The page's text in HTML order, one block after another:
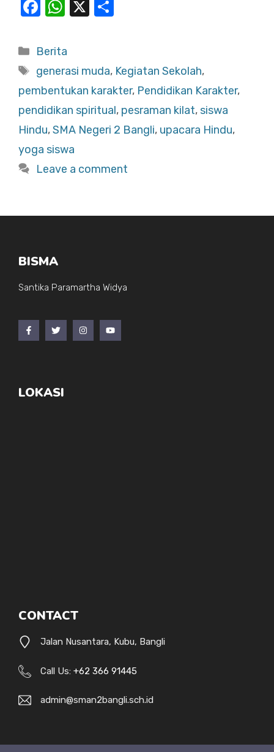
F
c
e
b
o
o
k
W
at
s
A
p
p
X
e
Categories
Berita
Tags
generasi muda, Kegiatan Sekolah,
pembentukan karakter, Pendidikan Karakter,
pendidikan spiritual, pesraman kilat,siswa
Hindu,SMA Negeri 2 Bangli, upacara Hindu,
yoga siswa
Leave a comment
BISMA
Santika Paramartha Widya
LOKASI
CONTACT
Jalan Nusantara, Kubu, Bangli
Call Us: +62 366 91445
admin@sman2bangli.sch.id